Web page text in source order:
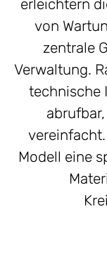
erleichtern
von
zentrale
Verwaltung.
technische
Modell eine